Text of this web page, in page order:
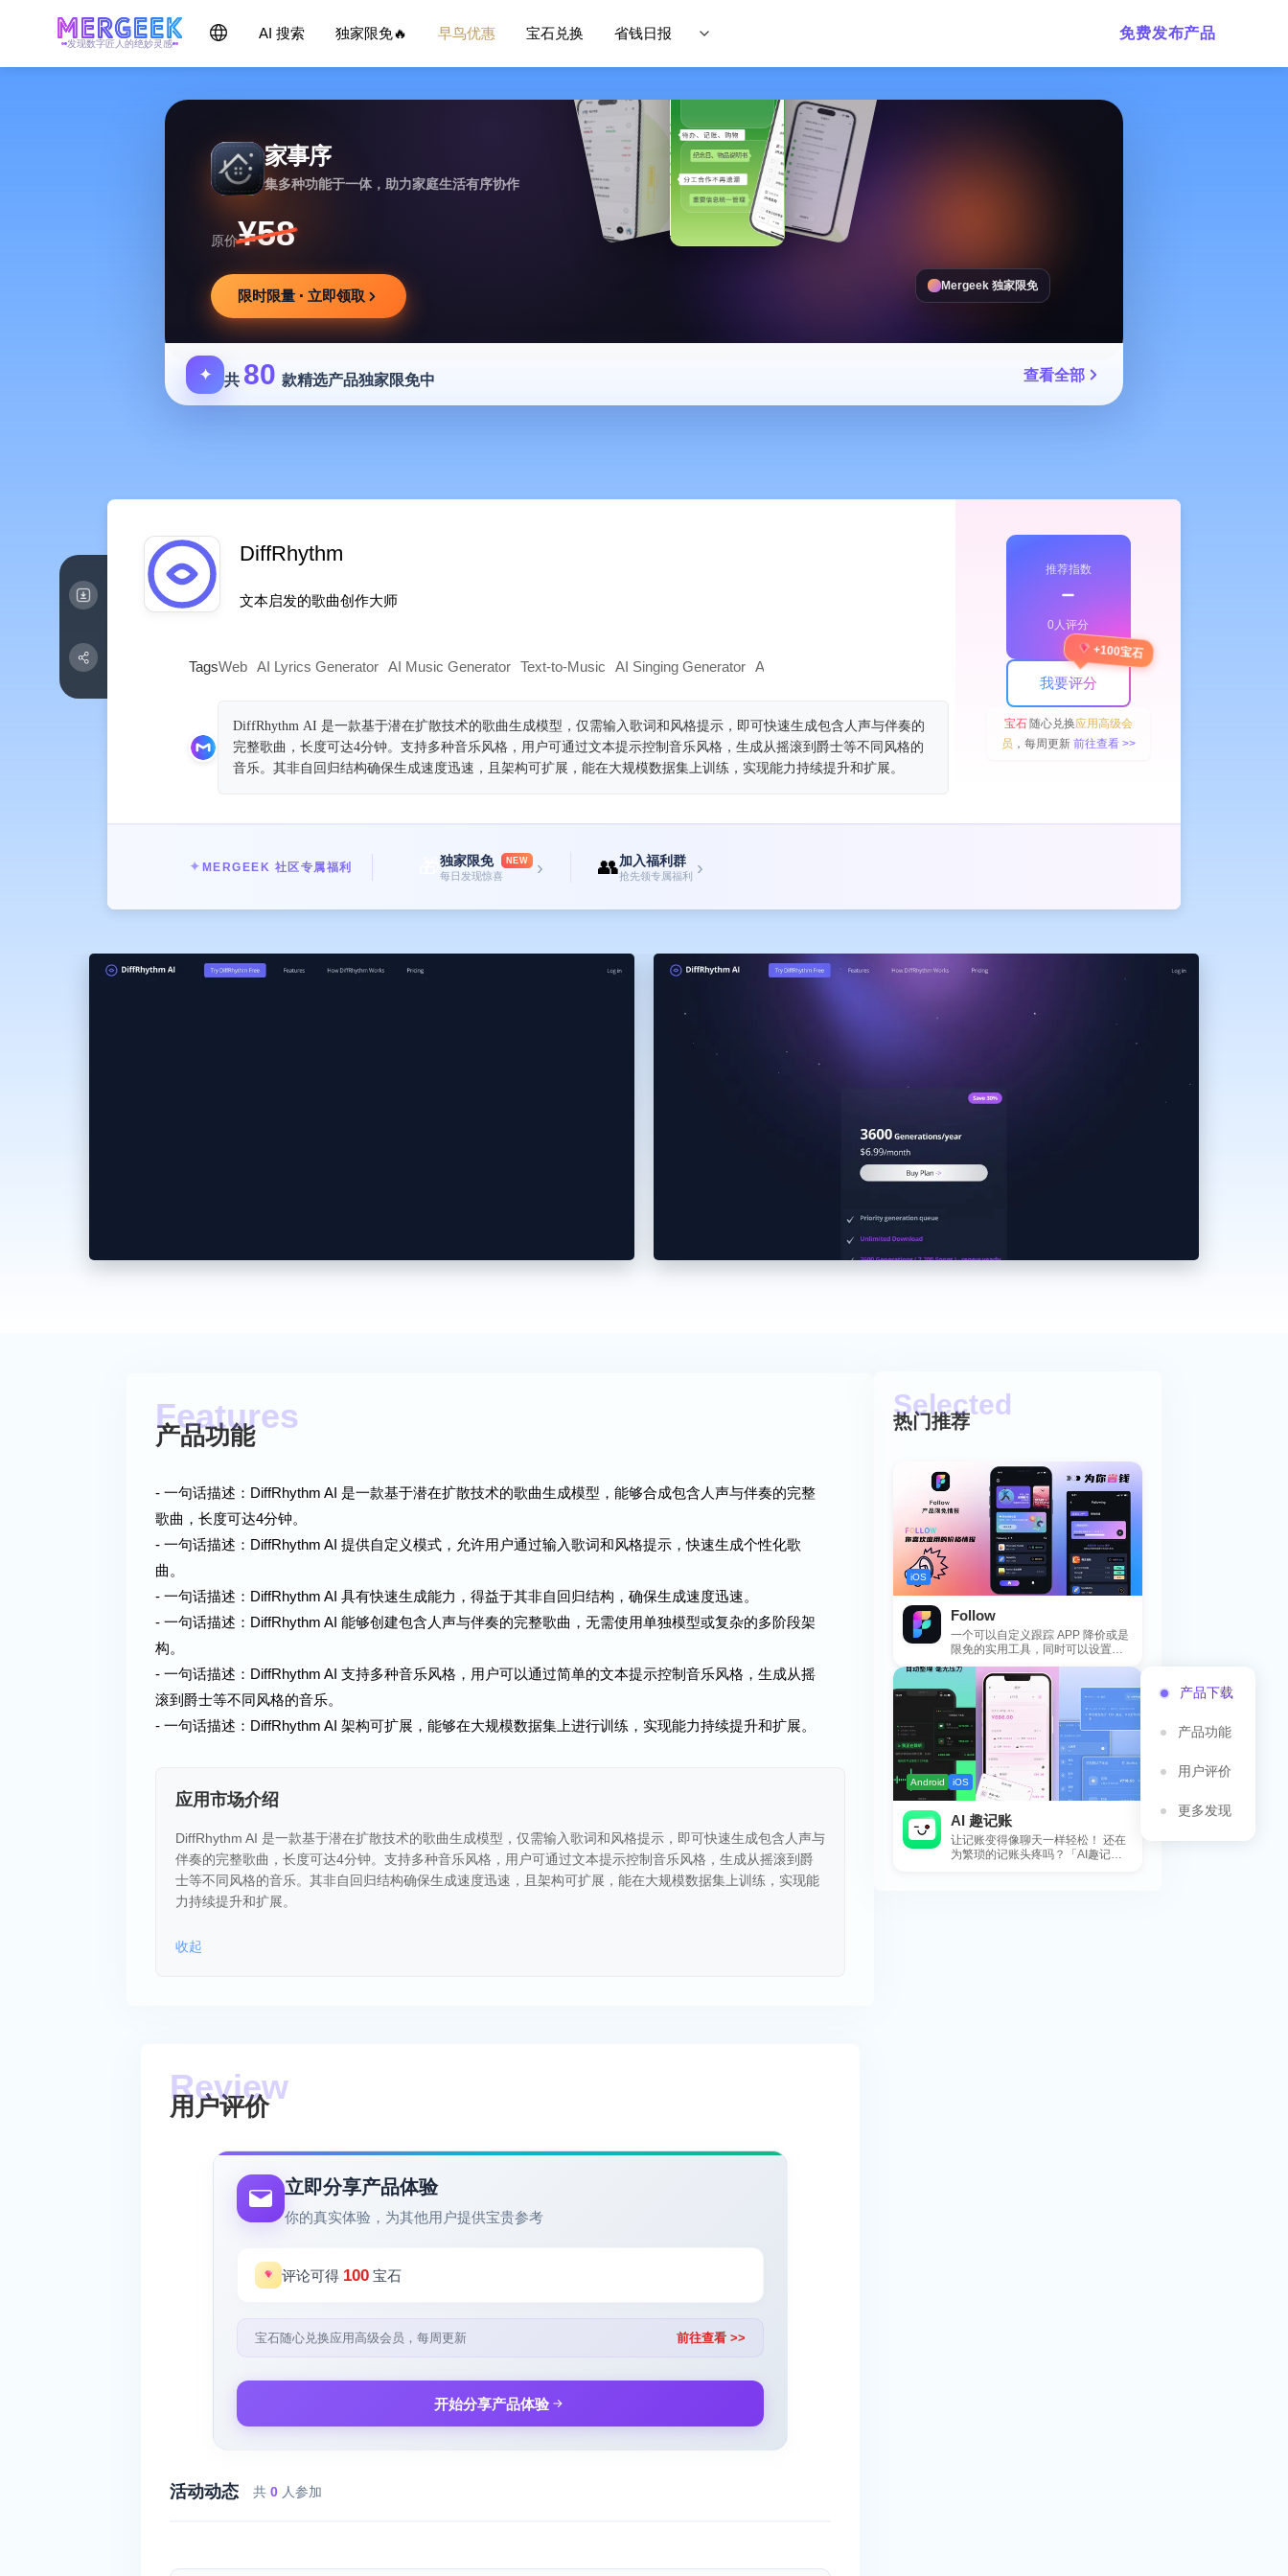
发现数字匠人的绝妙灵感
AI 搜索 独家限免🔥 早鸟优惠 宝石兑换 省钱日报 免费发布产品
家事序
集多种功能于一体，助力家庭生活有序协作
原价¥58
限时限量 · 立即领取
Mergeek 独家限免
✦ 共 80 款精选产品独家限免中 查看全部
DiffRhythm
文本启发的歌曲创作大师
TagsWeb AI Lyrics Generator AI Music Generator Text-to-Music AI Singing Generator AI
DiffRhythm AI 是一款基于潜在扩散技术的歌曲生成模型，仅需输入歌词和风格提示，即可快速生成包含人声与伴奏的
完整歌曲，长度可达4分钟。支持多种音乐风格，用户可通过文本提示控制音乐风格，生成从摇滚到爵士等不同风格的
音乐。其非自回归结构确保生成速度迅速，且架构可扩展，能在大规模数据集上训练，实现能力持续提升和扩展。
推荐指数
﹣
0人评分
我要评分
+100宝石
宝石随心兑换应用高级会
员 ，每周更新 前往查看 >>
✦ MERGEEK 社区专属福利 独家限免 NEW
每日发现惊喜 › 👥加入福利群
抢先领专属福利 ›
产品下载
产品功能
用户评价
更多发现
产品功能
- 一句话描述：DiffRhythm AI 是一款基于潜在扩散技术的歌曲生成模型，能够合成包含人声与伴奏的完整
歌曲，长度可达4分钟。
- 一句话描述：DiffRhythm AI 提供自定义模式，允许用户通过输入歌词和风格提示，快速生成个性化歌
曲。
- 一句话描述：DiffRhythm AI 具有快速生成能力，得益于其非自回归结构，确保生成速度迅速。
- 一句话描述：DiffRhythm AI 能够创建包含人声与伴奏的完整歌曲，无需使用单独模型或复杂的多阶段架
构。
- 一句话描述：DiffRhythm AI 支持多种音乐风格，用户可以通过简单的文本提示控制音乐风格，生成从摇
滚到爵士等不同风格的音乐。
- 一句话描述：DiffRhythm AI 架构可扩展，能够在大规模数据集上进行训练，实现能力持续提升和扩展。
应用市场介绍
DiffRhythm AI 是一款基于潜在扩散技术的歌曲生成模型，仅需输入歌词和风格提示，即可快速生成包含人声与
伴奏的完整歌曲，长度可达4分钟。支持多种音乐风格，用户可通过文本提示控制音乐风格，生成从摇滚到爵
士等不同风格的音乐。其非自回归结构确保生成速度迅速，且架构可扩展，能在大规模数据集上训练，实现能
力持续提升和扩展。
收起
用户评价
立即分享产品体验
你的真实体验，为其他用户提供宝贵参考
评论可得 100 宝石
宝石随心兑换应用高级会员，每周更新 前往查看 >>
开始分享产品体验
活动动态 共 0 人参加
热门推荐
iOS
Follow
一个可以自定义跟踪 APP 降价或是
限免的实用工具，同时可以设置包
括 APP，游戏，热门类和精选类
Android iOS
AI 趣记账
让记账变得像聊天一样轻松！ 还在
为繁琐的记账头疼吗？「AI趣记